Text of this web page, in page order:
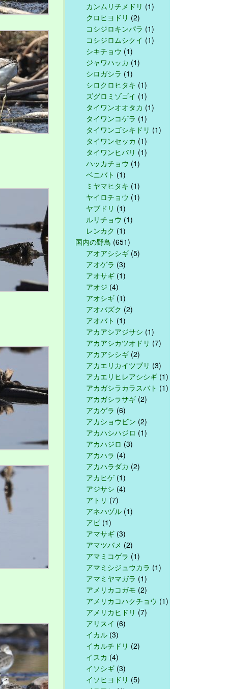
カンムリチメドリ (1)
クロヒヨドリ (2)
コシジロキンパラ (1)
コシジロムシクイ (1)
シキチョウ (1)
ジャワハッカ (1)
シロガシラ (1)
シロクロヒタキ (1)
ズグロミゾゴイ (1)
タイワンオオタカ (1)
タイワンコゲラ (1)
タイワンゴシキドリ (1)
タイワンセッカ (1)
タイワンヒバリ (1)
ハッカチョウ (1)
ベニバト (1)
ミヤマヒタキ (1)
ヤイロチョウ (1)
ヤブドリ (1)
ルリチョウ (1)
レンカク (1)
国内の野鳥 (651)
アオアシシギ (5)
アオゲラ (3)
アオサギ (1)
アオジ (4)
アオシギ (1)
アオバズク (2)
アオバト (1)
アカアシアジサシ (1)
アカアシカツオドリ (7)
アカアシシギ (2)
アカエリカイツブリ (3)
アカエリヒレアシシギ (1)
アカガシラカラスバト (1)
アカガシラサギ (2)
アカゲラ (6)
アカショウビン (2)
アカハシハジロ (1)
アカハジロ (3)
アカハラ (4)
アカハラダカ (2)
アカヒゲ(1)
アジサシ (4)
アトリ (7)
アネハヅル (1)
アビ (1)
アマサギ (3)
アマツバメ (2)
アマミコゲラ (1)
アマミシジュウカラ (1)
アマミヤマガラ (1)
アメリカコガモ (2)
アメリカコハクチョウ (1)
アメリカヒドリ (7)
アリスイ (6)
イカル (3)
イカルチドリ (2)
イスカ (4)
イソシギ (3)
イソヒヨドリ (5)